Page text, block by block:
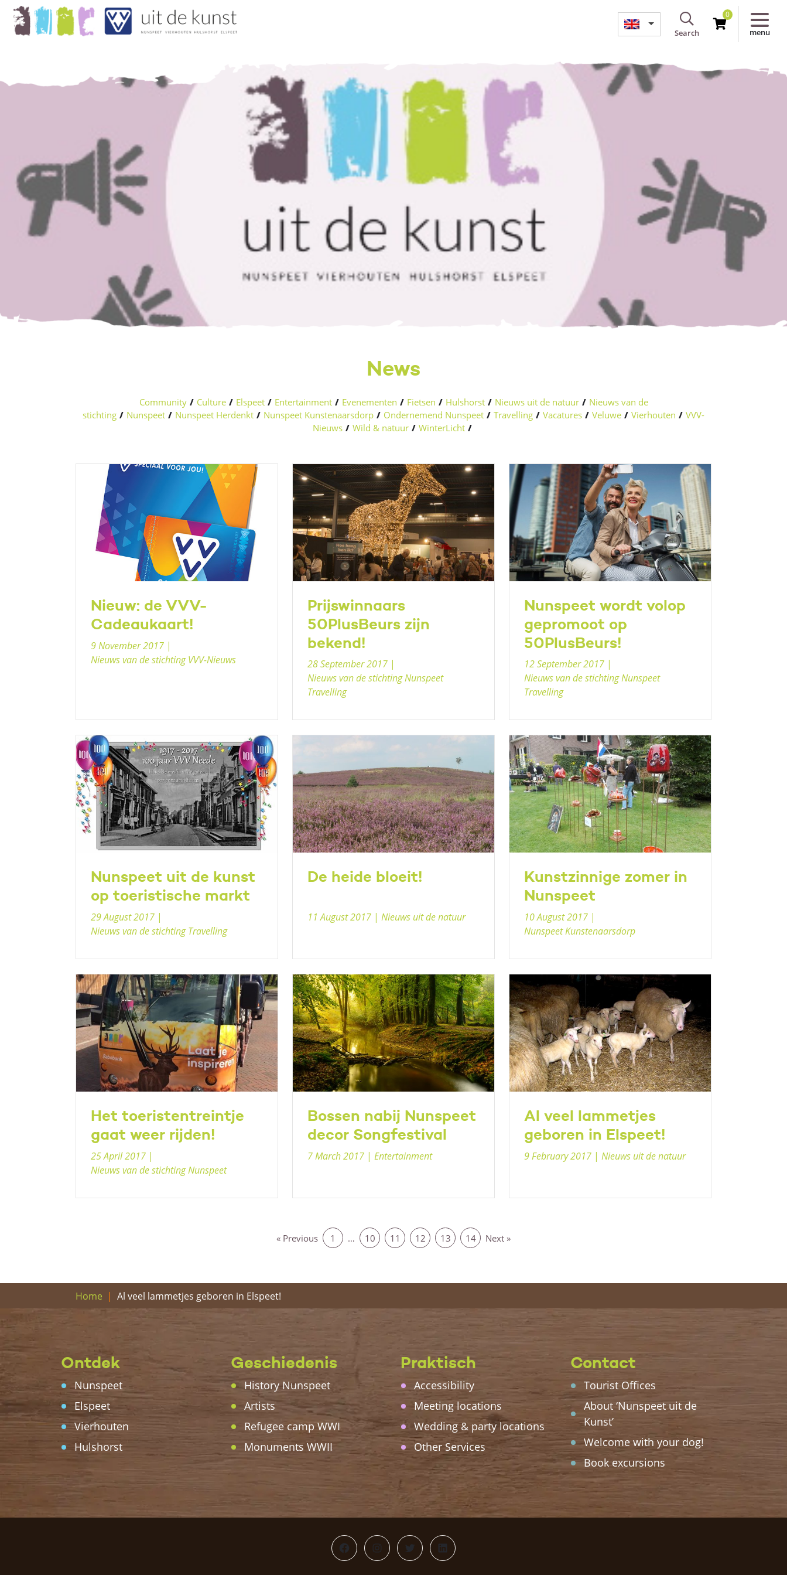
Search
0
menu
News
Community / Culture / Elspeet / Entertainment / Evenementen / Fietsen / Hulshorst / Nieuws uit de natuur / Nieuws van de
stichting / Nunspeet / Nunspeet Herdenkt / Nunspeet Kunstenaarsdorp / Ondernemend Nunspeet / Travelling / Vacatures / Veluwe / Vierhouten / VVV-
Nieuws / Wild & natuur / WinterLicht /
Nieuw: de VVV-
Cadeaukaart!
9 November 2017 |
Nieuws van de stichting VVV-Nieuws
Prijswinnaars
50PlusBeurs zijn
bekend!
28 September 2017 |
Nieuws van de stichting Nunspeet
Travelling
Nunspeet wordt volop
gepromoot op
50PlusBeurs!
12 September 2017 |
Nieuws van de stichting Nunspeet
Travelling
Nunspeet uit de kunst
op toeristische markt
29 August 2017 |
Nieuws van de stichting Travelling
De heide bloeit!
11 August 2017 | Nieuws uit de natuur
Kunstzinnige zomer in
Nunspeet
10 August 2017 |
Nunspeet Kunstenaarsdorp
Het toeristentreintje
gaat weer rijden!
25 April 2017 |
Nieuws van de stichting Nunspeet
Bossen nabij Nunspeet
decor Songfestival
7 March 2017 | Entertainment
Al veel lammetjes
geboren in Elspeet!
9 February 2017 | Nieuws uit de natuur
« Previous 1 … 10 11 12 13 14 Next »
Home Al veel lammetjes geboren in Elspeet!
Ontdek
Nunspeet
Elspeet
Vierhouten
Hulshorst
Geschiedenis
History Nunspeet
Artists
Refugee camp WWI
Monuments WWII
Praktisch
Accessibility
Meeting locations
Wedding & party locations
Other Services
Contact
Tourist Offices
About ‘Nunspeet uit de
Kunst’
Welcome with your dog!
Book excursions
FacebookInstagram
TwitterLinkedIn